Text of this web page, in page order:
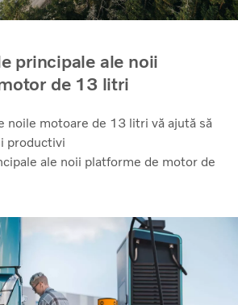
principale ale noii
de 13 litri
noile motoare de 13 litri vă ajută să
productivi
ale noii platforme de motor de